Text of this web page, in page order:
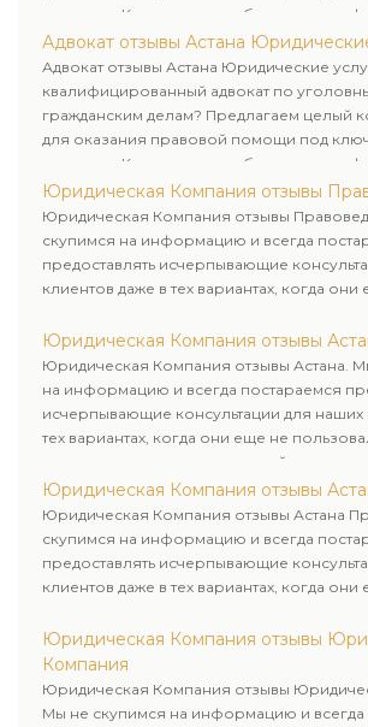
клиентам. Комплексное обслуживание
юридических лиц. Индивидуальный
клиенту.
Адвокат отзывы Астана
Адвокат отзывы Астана Юридические
квалифицированный адвокат по
гражданским делам? Предлагаем целый
для оказания правовой помощи под
клиентам. Комплексное обслуживание
юридических лиц. Индивидуальный
клиенту.
Юридическая Компания отзывы
Юридическая Компания отзывы
скупимся на информацию и всегда
предоставлять исчерпывающие
клиентов даже в тех вариантах, когда они
пользовались юридическими услугами
Юридическая Компания отзывы
Юридическая Компания отзывы Астана.
на информацию и всегда постараемся
исчерпывающие консультации для наших
тех вариантах, когда они еще не
юридическими услугами нашей компании.
Юридическая Компания отзывы
Юридическая Компания отзывы Астана
скупимся на информацию и всегда
предоставлять исчерпывающие
клиентов даже в тех вариантах, когда они
пользовались юридическими услугами
Юридическая Компания отзывы
Компания
Юридическая Компания отзывы
Мы не скупимся на информацию и всегда